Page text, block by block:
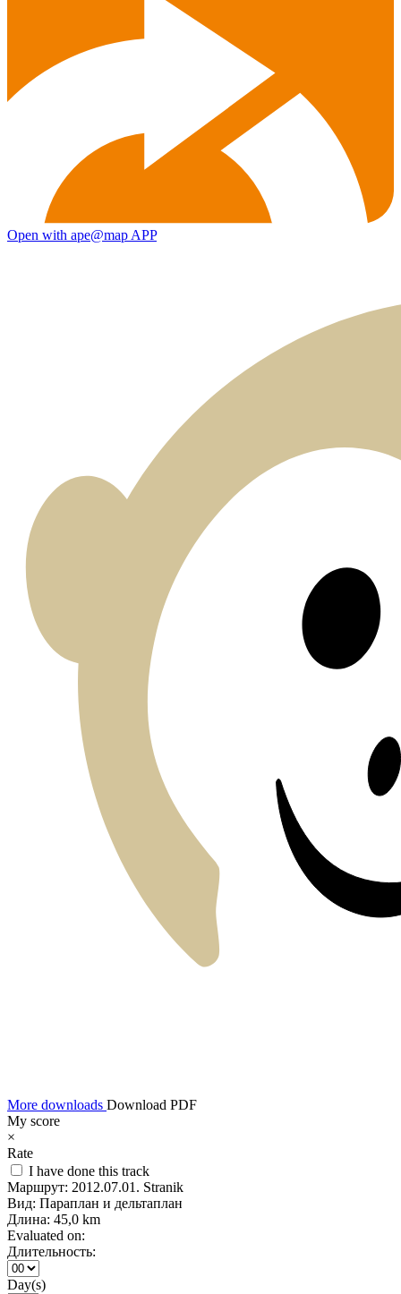
Open with ape@map APP
More downloads Download PDF
My score
×
Rate
I have done this track
Маршрут: 2012.07.01. Stranik
Вид: Параплан и дельтаплан
Длина: 45,0 km
Evaluated on:
Длительность:
Day(s)